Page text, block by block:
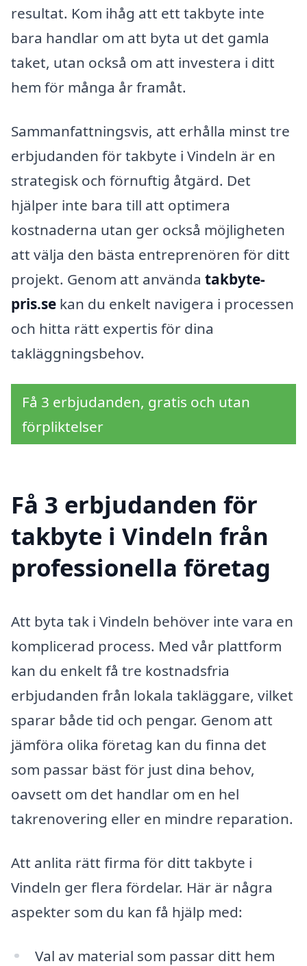
resultat. Kom ihåg att ett takbyte inte
bara handlar om att byta ut det gamla
taket, utan också om att investera i ditt
hem för många år framåt.
Sammanfattningsvis, att erhålla minst tre
erbjudanden för takbyte i Vindeln är en
strategisk och förnuftig åtgärd. Det
hjälper inte bara till att optimera
kostnaderna utan ger också möjligheten
att välja den bästa entreprenören för ditt
projekt. Genom att använda takbyte-
pris.se kan du enkelt navigera i processen
och hitta rätt expertis för dina
takläggningsbehov.
Få 3 erbjudanden, gratis och utan
förpliktelser
Få 3 erbjudanden för
takbyte i Vindeln från
professionella företag
Att byta tak i Vindeln behöver inte vara en
komplicerad process. Med vår plattform
kan du enkelt få tre kostnadsfria
erbjudanden från lokala takläggare, vilket
sparar både tid och pengar. Genom att
jämföra olika företag kan du finna det
som passar bäst för just dina behov,
oavsett om det handlar om en hel
takrenovering eller en mindre reparation.
Att anlita rätt firma för ditt takbyte i
Vindeln ger flera fördelar. Här är några
aspekter som du kan få hjälp med:
Val av material som passar ditt hem